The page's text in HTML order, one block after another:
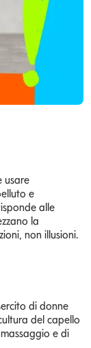
usare
e
alle
la
non illusioni.
di donne
del capello
e di